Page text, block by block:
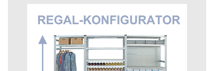
Stahl ist schnell und leicht aufzubauen. Für noch
weniger Montageaufwand können Sie bei uns auch
vormontierte Rahmen bestellen. Damit müssen Sie